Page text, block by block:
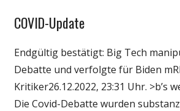
Gesellschaft
Politik
Wirtschaft
Wissenschaft
COVID-Update
Endgültig bestätigt: Big Tech
Debatte und verfolgte für Biden
Kritiker26.12.2022, 23:31 Uhr. >b’s
Die Covid-Debatte wurden